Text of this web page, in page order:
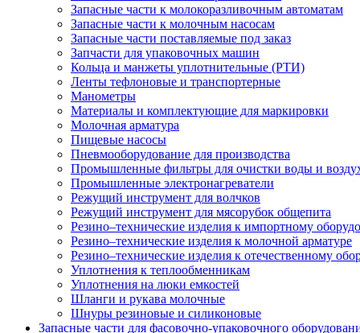
Запасные части к молокоразливочным автоматам
Запасные части к молочным насосам
Запасные части поставляемые под заказ
Запчасти для упаковочных машин
Кольца и манжеты уплотнительные (РТИ)
Ленты тефлоновые и транспортерные
Манометры
Материалы и комплектующие для маркировки
Молочная арматура
Пищевые насосы
Пневмооборудование для производства
Промышленные фильтры для очистки воды и
Промышленные электронагреватели
Режущий инструмент для волчков
Режущий инструмент для мясорубок общепита
Резино–технические изделия к импортному
Резино–технические изделия к молочной арматуре
Резино–технические изделия к отечественному
Уплотнения к теплообменникам
Уплотнения на люки емкостей
Шланги и рукава молочные
Шнуры резиновые и силиконовые
Запасные части для фасовочно-упаковочного